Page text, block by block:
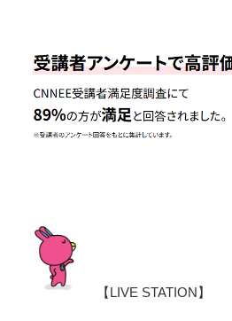
【LIVE STATION】